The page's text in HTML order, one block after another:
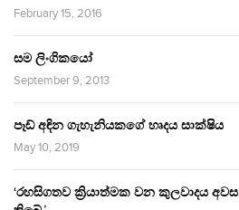
February 15, 2016
සම ලිංගිකයෝ
September 9, 2013
පෑඩ් අඳින ගැහැනියකගේ හෘදය සාක්ෂිය
May 10, 2019
‘රහසිගතව ක්‍රියාත්මක වන කුලවාදය